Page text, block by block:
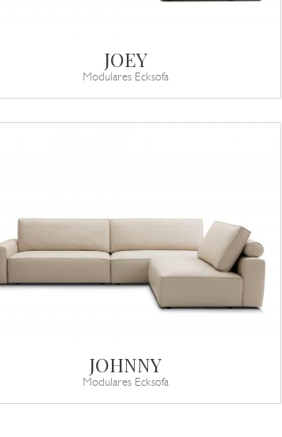
JOEY
Modulares Ecksofa
JOHNNY
Modulares Ecksofa